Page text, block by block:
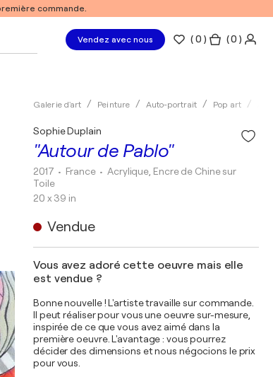
commande.
Vendez avec nous (0 ) ( 0 )
Galerie d'art Peinture Auto-portrait Pop art
"Autour de Pablo"
Sophie Duplain
2017 • France •Acrylique, Encre de Chine sur
Toile
20 x 39 in
Vendue
Vous avez adoré cette oeuvre mais elle
est vendue ?
Bonne nouvelle ! L'artiste travaille sur commande.
Il peut réaliser pour vous une oeuvre sur-mesure,
inspirée de ce que vous avez aimé dans la
première oeuvre. L'avantage : vous pourrez
décider des dimensions et nous négocions le prix
pour vous.